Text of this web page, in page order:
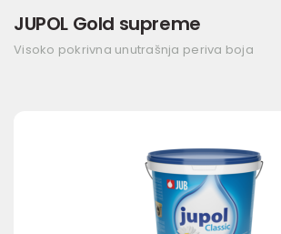
JUPOL Gold supreme
Visoko pokrivna unutrašnja periva boja